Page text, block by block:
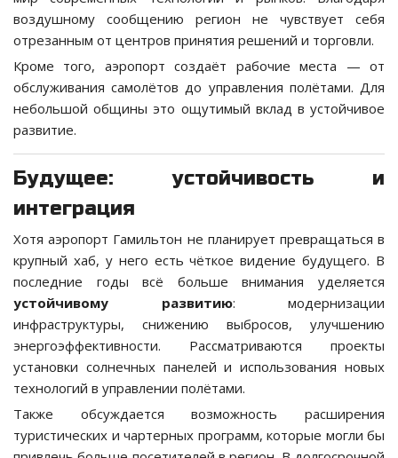
воздушному сообщению регион не чувствует себя
отрезанным от центров принятия решений и торговли.
Кроме того, аэропорт создаёт рабочие места — от
обслуживания самолётов до управления полётами. Для
небольшой общины это ощутимый вклад в устойчивое
развитие.
Будущее: устойчивость и
интеграция
Хотя аэропорт Гамильтон не планирует превращаться в
крупный хаб, у него есть чёткое видение будущего. В
последние годы всё больше внимания уделяется
устойчивому развитию: модернизации
инфраструктуры, снижению выбросов, улучшению
энергоэффективности. Рассматриваются проекты
установки солнечных панелей и использования новых
технологий в управлении полётами.
Также обсуждается возможность расширения
туристических и чартерных программ, которые могли бы